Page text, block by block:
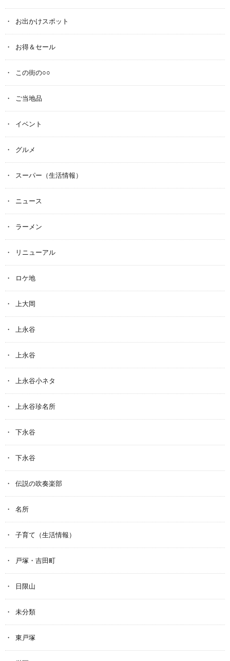
お出かけスポット
お得＆セール
この街の○○
ご当地品
イベント
グルメ
スーパー（生活情報）
ニュース
ラーメン
リニューアル
ロケ地
上大岡
上永谷
上永谷
上永谷小ネタ
上永谷珍名所
下永谷
下永谷
伝説の吹奏楽部
名所
子育て（生活情報）
戸塚・吉田町
日限山
未分類
東戸塚